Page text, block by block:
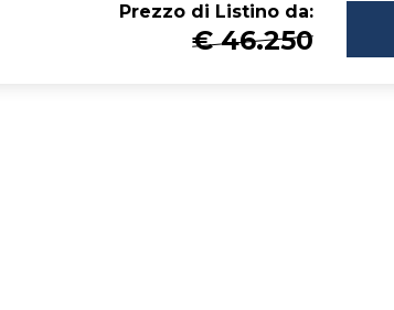
Prezzo di Listino da:
€ 46.250